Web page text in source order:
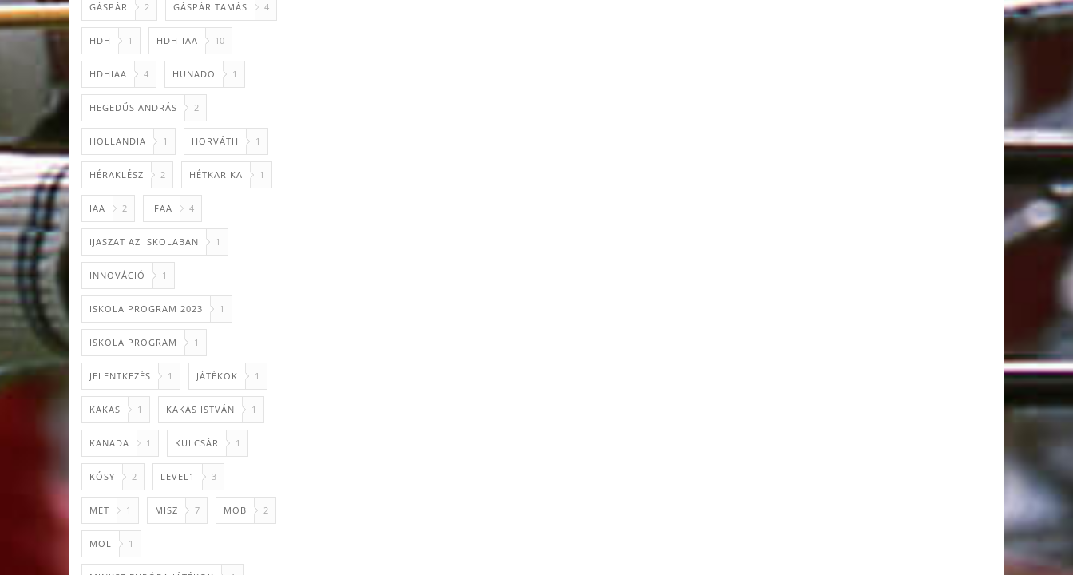
GÁSPÁR 2 GÁSPÁR TAMÁS 4
HDH 1 HDH-IAA 10
HDHIAA 4 HUNADO 1
HEGEDŰS ANDRÁS 2
HOLLANDIA 1 HORVÁTH 1
HÉRAKLÉSZ 2 HÉTKARIKA 1
IAA 2 IFAA 4
IJASZAT AZ ISKOLABAN 1
INNOVÁCIÓ 1
ISKOLA PROGRAM 2023 1
ISKOLA PROGRAM 1
JELENTKEZÉS 1 JÁTÉKOK 1
KAKAS 1 KAKAS ISTVÁN 1
KANADA 1 KULCSÁR 1
KÓSY 2 LEVEL1 3
MET 1 MISZ 7 MOB 2
MOL 1